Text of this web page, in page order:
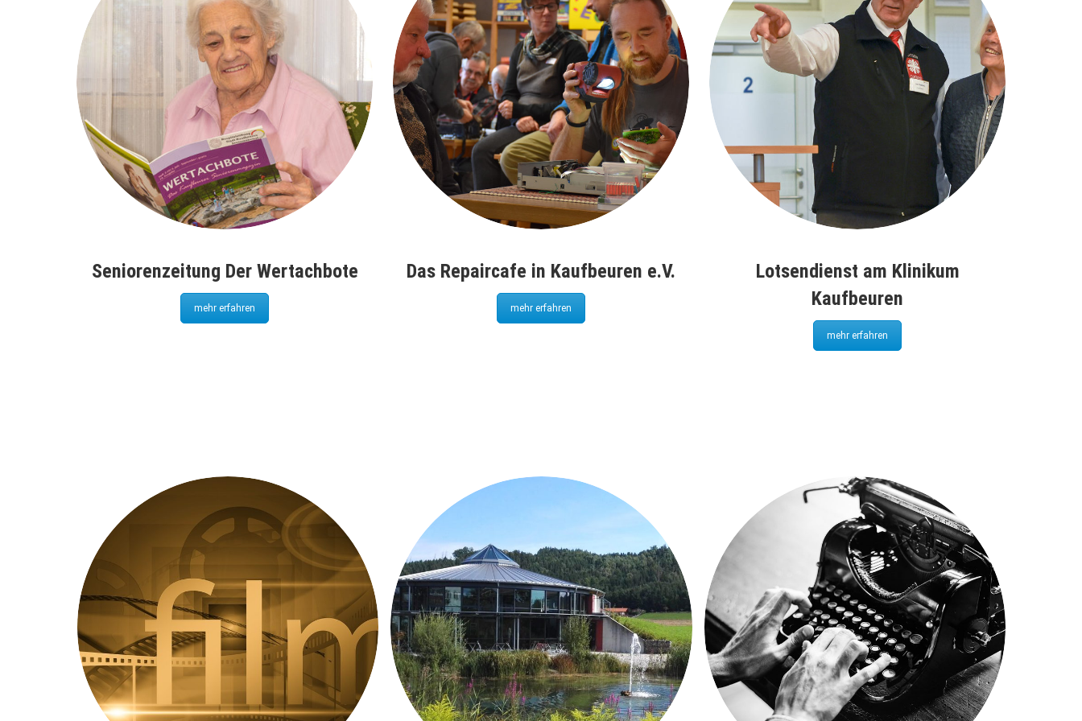
Seniorenzeitung Der Wertachbote
mehr erfahren
Das Repaircafe in Kaufbeuren e.V.
mehr erfahren
Lotsendienst am Klinikum
Kaufbeuren
mehr erfahren